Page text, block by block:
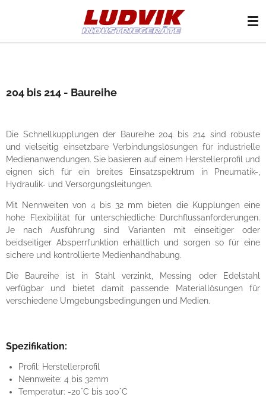
204 bis 214 - Baureihe
Die Schnellkupplungen der Baureihe 204 bis 214 sind robuste
und vielseitig einsetzbare Verbindungslösungen für industrielle
Medienanwendungen. Sie basieren auf einem Herstellerprofil und
eignen sich für ein breites Einsatzspektrum in Pneumatik-,
Hydraulik- und Versorgungsleitungen.
Mit Nennweiten von 4 bis 32 mm bieten die Kupplungen eine
hohe Flexibilität für unterschiedliche Durchflussanforderungen.
Je nach Ausführung sind Varianten mit einseitiger oder
beidseitiger Absperrfunktion erhältlich und sorgen so für eine
sichere und kontrollierte Medienhandhabung.
Die Baureihe ist in Stahl verzinkt, Messing oder Edelstahl
verfügbar und bietet damit passende Materiallösungen für
verschiedene Umgebungsbedingungen und Medien.
Spezifikation:
Profil: Herstellerprofil
Nennweite: 4 bis 32mm
Temperatur: -20°C bis 100°C